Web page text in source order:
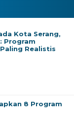
Kota Serang,
Program
Realistis
8 Program